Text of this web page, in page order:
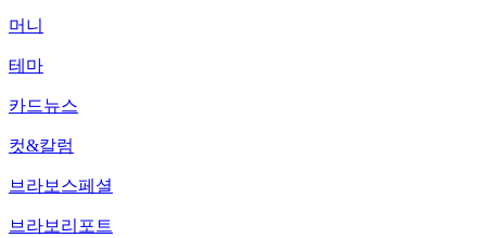
머니
테마
카드뉴스
컷&칼럼
브라보스페셜
브라보리포트